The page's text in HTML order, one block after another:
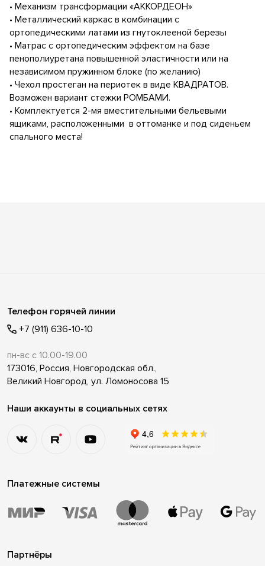
• Механизм трансформации «АККОРДЕОН»
• Металлический каркас в комбинации с
ортопедическими латами из гнутоклееной березы
• Матрас с ортопедическим эффектом на базе
пенополиуретана повышенной эластичности или на
независимом пружинном блоке (по желанию)
• Чехол простеган на периотек в виде КВАДРАТОВ.
Возможен вариант стежки РОМБАМИ.
• Комплектуется 2-мя вместительными бельевыми
ящиками, расположенными в оттоманке и под сиденьем
спального места!
Телефон горячей линии
+7 (911) 636-10-10
пн-вс с 10.00-19.00
173016, Россия, Новгородская обл.,
Великий Новгород, ул. Ломоносова 15
Наши аккаунты в социальных сетях
Платежные системы
Партнёры